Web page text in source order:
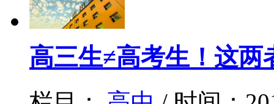
高三生≠高考生！这